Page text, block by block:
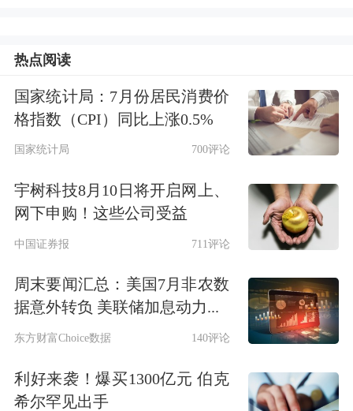
巴基斯坦伊斯兰共和国日前在中国银行
债券（可持续发展债券），发行规模
17.5亿元，认购倍数达5.05倍。中金公
司担任该笔债券的主承销商及簿记管理
人。
债券市场。在这一项目中，中金公司推
动了一项关键的结构创新，即由两家多
分担保，对本期债券本息的覆盖率达
热点阅读
国家统计局：7月份居民消费价
格指数（CPI）同比上涨0.5%
国家统计局 700评论
宇树科技8月10日将开启网上、
网下申购！这些公司受益
中国证券报 711评论
周末要闻汇总：美国7月非农数
据意外转负 美联储加息动力...
东方财富Choice数据 140评论
利好来袭！爆买1300亿元 伯克
希尔罕见出手